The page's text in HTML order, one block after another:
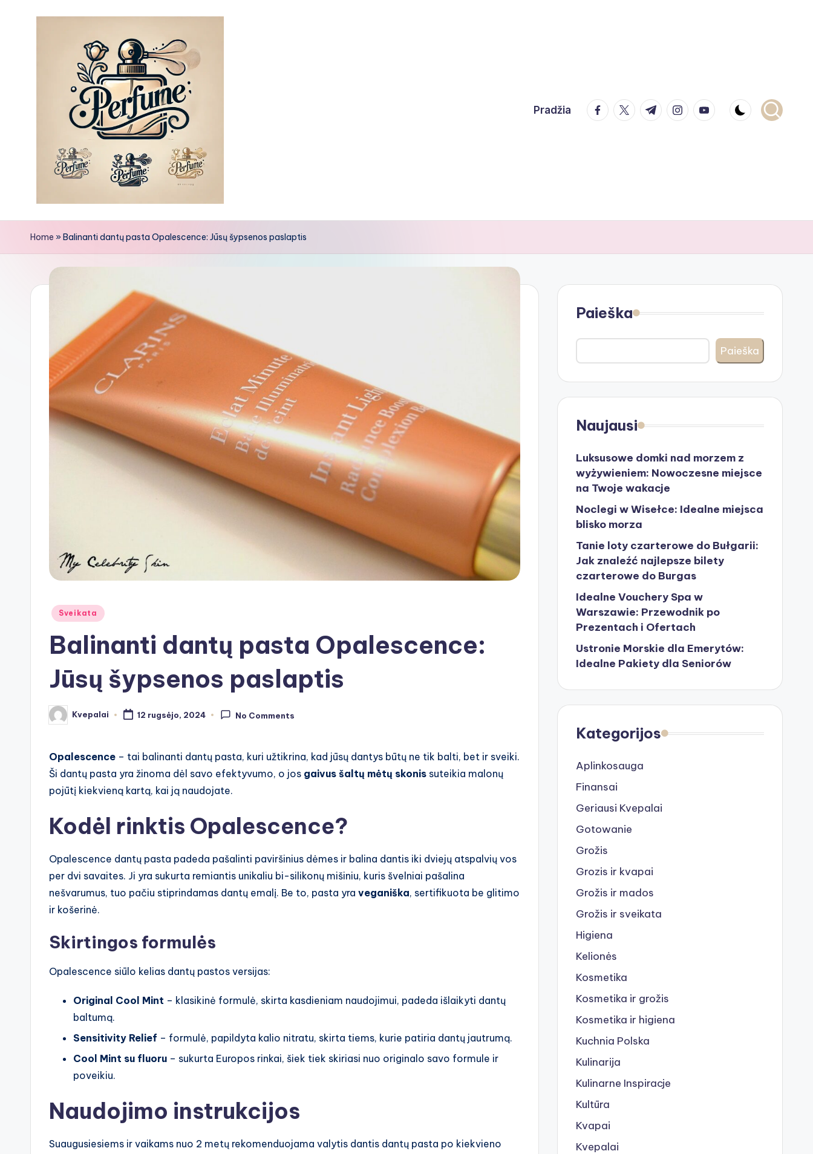
Pradžia facebook.com
twitter.com
t.me instagram.com
youtube.com
Home »Balinanti dantų pasta Opalescence: Jūsų šypsenos paslaptis
Posted
Sveikata
Balinanti dantų pasta Opalescence:
Jūsų šypsenos paslaptis
Posted
by
Kvepalai 12 rugsėjo, 2024 No Comments
Opalescence – tai balinanti dantų pasta, kuri užtikrina, kad jūsų dantys būtų ne tik balti, bet ir sveiki.
Ši dantų pasta yra žinoma dėl savo efektyvumo, o jos gaivus šaltų mėtų skonis suteikia malonų
pojūtį kiekvieną kartą, kai ją naudojate.
Kodėl rinktis Opalescence?
Opalescence dantų pasta padeda pašalinti paviršinius dėmes ir balina dantis iki dviejų atspalvių vos
per dvi savaites. Ji yra sukurta remiantis unikaliu bi-silikonų mišiniu, kuris švelniai pašalina
nešvarumus, tuo pačiu stiprindamas dantų emalį. Be to, pasta yra veganiška, sertifikuota be glitimo
ir košerinė.
Skirtingos formulės
Opalescence siūlo kelias dantų pastos versijas:
Original Cool Mint – klasikinė formulė, skirta kasdieniam naudojimui, padeda išlaikyti dantų
baltumą.
Sensitivity Relief – formulė, papildyta kalio nitratu, skirta tiems, kurie patiria dantų jautrumą.
Cool Mint su fluoru – sukurta Europos rinkai, šiek tiek skiriasi nuo originalo savo formule ir
poveikiu.
Naudojimo instrukcijos
Suaugusiesiems ir vaikams nuo 2 metų rekomenduojama valytis dantis dantų pasta po kiekvieno
Paieška
Paieška
Naujausi
Luksusowe domki nad morzem z
wyżywieniem: Nowoczesne miejsce
na Twoje wakacje
Noclegi w Wisełce: Idealne miejsca
blisko morza
Tanie loty czarterowe do Bułgarii:
Jak znaleźć najlepsze bilety
czarterowe do Burgas
Idealne Vouchery Spa w
Warszawie: Przewodnik po
Prezentach i Ofertach
Ustronie Morskie dla Emerytów:
Idealne Pakiety dla Seniorów
Kategorijos
Aplinkosauga
Finansai
Geriausi Kvepalai
Gotowanie
Grožis
Grozis ir kvapai
Grožis ir mados
Grožis ir sveikata
Higiena
Kelionės
Kosmetika
Kosmetika ir grožis
Kosmetika ir higiena
Kuchnia Polska
Kulinarija
Kulinarne Inspiracje
Kultūra
Kvapai
Kvepalai